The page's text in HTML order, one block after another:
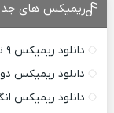
ریمیکس های
دانلود ریمیکس ۹ تایی علیرضا اسپید
دانلود ریمیکس
دانلود ریمیکس